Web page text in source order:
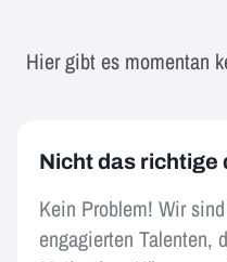
Hier gibt es momentan
Nicht das richtige
Kein Problem! Wir
engagierten Talenten,